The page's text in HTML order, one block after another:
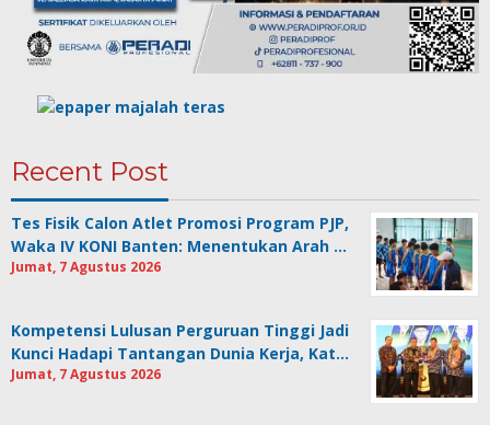
Recent Post
Tes Fisik Calon Atlet Promosi Program PJP,
Waka IV KONI Banten: Menentukan Arah …
Jumat, 7 Agustus 2026
Kompetensi Lulusan Perguruan Tinggi Jadi
Kunci Hadapi Tantangan Dunia Kerja, Kat…
Jumat, 7 Agustus 2026